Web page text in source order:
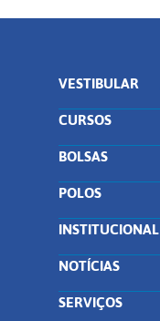
VESTIBULAR
CURSOS
BOLSAS
POLOS
INSTITUCIONAL
NOTÍCIAS
SERVIÇOS